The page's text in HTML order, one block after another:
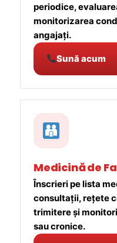
periodice,
monitorizarea
angajați.
Sună acum
Medicină de
Înscrieri pe lista
consultații, rețete
trimitere și
sau cronice.